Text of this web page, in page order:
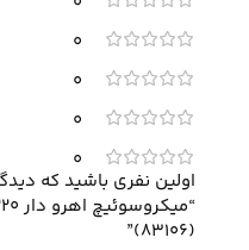
0
0
0
0
اولین نفری باشید که
(83106)”